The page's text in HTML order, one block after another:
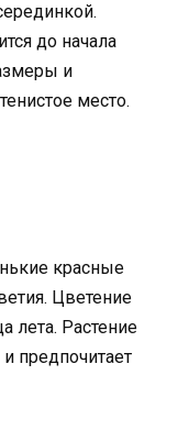
до начала
и
место.
красные
Цветение
лета. Растение
предпочитает